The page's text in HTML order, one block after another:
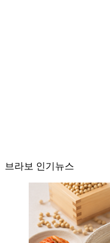
브라보 인기뉴스